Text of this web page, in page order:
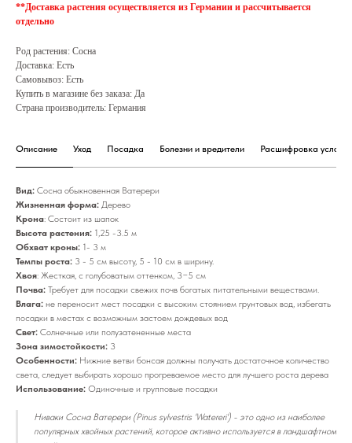
**Доставка растения осуществляется из Германии и рассчитывается
отдельно
Род растения: Сосна
Доставка: Есть
Самовывоз: Есть
Купить в магазине без заказа: Да
Страна производитель: Германия
Описание Уход Посадка Болезни и вредители Расшифровка
Вид: Сосна обыкновенная Ватерери
Жизненная форма: Дерево
Крона: Состоит из шапок
Высота растения: 1,25 -3.5 м
Обхват кроны: 1- 3 м
Темпы роста: 3 - 5 см высоту, 5 - 10 см в ширину.
Хвоя: Жесткая, с голубоватым оттенком, 3−5 см
Почва: Требует для посадки свежих почв богатых питательными веществами.
Влага: не переносит мест посадки с высоким стоянием грунтовых вод, избегать
посадки в местах с возможным застоем дождевых вод
Свет: Солнечные или полузатененные места
Зона зимостойкости: 3
Особенности: Нижние ветви бонсая должны получать достаточное количество
света, следует выбирать хорошо прогреваемое место для лучшего роста дерева
Использование: Одиночные и групповые посадки
Ниваки Сосна Ватерери (Pinus sylvestris 'Watereri') - это одно из наиболее
популярных хвойных растений, которое активно используется в ландшафтном